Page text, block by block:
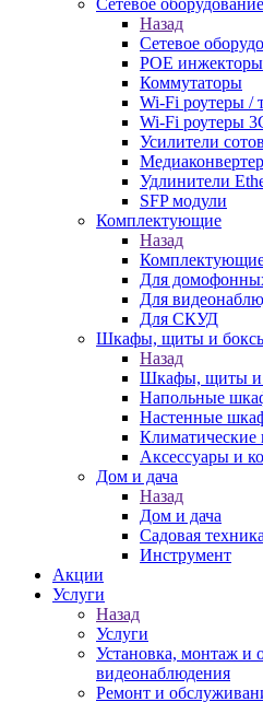
Сетевое оборудование
Назад
Сетевое
POE
Коммутаторы
Wi-Fi роутеры /
Wi-Fi роутеры
Усилители
Удлинители
SFP модули
Комплектующие
Назад
Для
Для
Для СКУД
Шкафы, щиты и
Назад
Шкафы, щиты и
Напольные
Настенные
Аксессуары и
Дом и дача
Назад
Дом и дача
Садовая техника
Инструмент
Акции
Услуги
Назад
Услуги
Установка, монтаж и
видеонаблюдения
Ремонт и